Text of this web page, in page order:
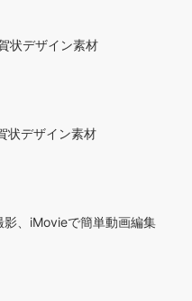
状デザイン素材
状デザイン素材
影、iMovieで簡単動画編集